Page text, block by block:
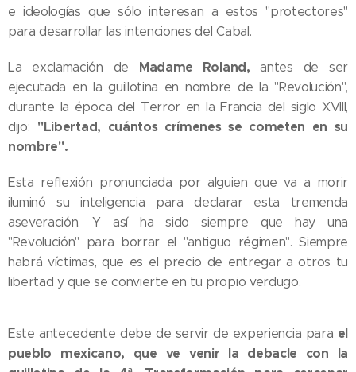
e ideologías que sólo interesan a estos "protectores"
para desarrollar las intenciones del Cabal.
La exclamación de Madame Roland, antes de ser
ejecutada en la guillotina en nombre de la "Revolución",
durante la época del Terror en la Francia del siglo XVIII,
dijo: "Libertad, cuántos crímenes se cometen en su
nombre".
Esta reflexión pronunciada por alguien que va a morir
iluminó su inteligencia para declarar esta tremenda
aseveración. Y así ha sido siempre que hay una
"Revolución" para borrar el "antiguo régimen". Siempre
habrá víctimas, que es el precio de entregar a otros tu
libertad y que se convierte en tu propio verdugo.
Este antecedente debe de servir de experiencia para el
pueblo mexicano, que ve venir la debacle con la